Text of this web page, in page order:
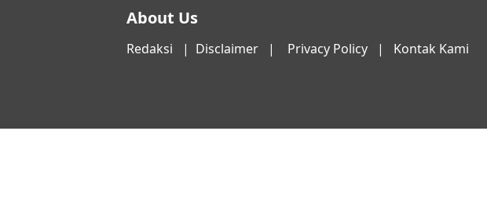
About Us
Redaksi | Disclaimer | Privacy Policy | Kontak Kami